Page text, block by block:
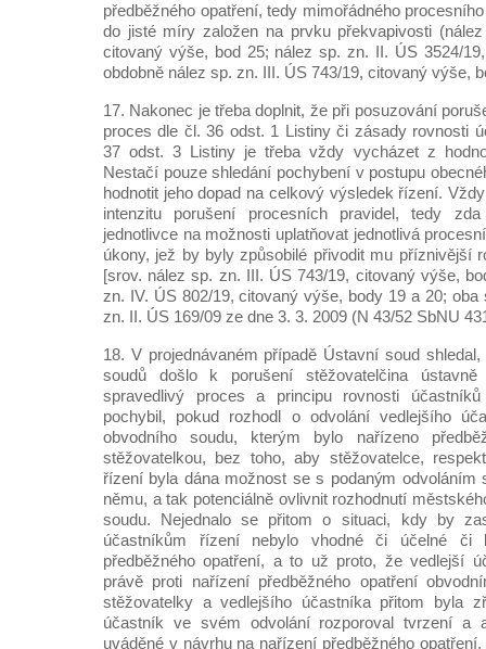
předběžného opatření, tedy mimořádného
do jisté míry založen na prvku překvapivosti
citovaný výše, bod 25; nález sp. zn. II. ÚS 3524/
obdobně nález sp. zn. III. ÚS 743/19, citovaný výše,
17. Nakonec je třeba doplnit, že při posuzování
proces dle čl. 36 odst. 1 Listiny či zásady rovnosti
37 odst. 3 Listiny je třeba vždy vycházet z
Nestačí pouze shledání pochybení v postupu
hodnotit jeho dopad na celkový výsledek řízení.
intenzitu porušení procesních pravidel, tedy
jednotlivce na možnosti uplatňovat jednotlivá
úkony, jež by byly způsobilé přivodit mu příznivější
[srov. nález sp. zn. III. ÚS 743/19, citovaný výše,
zn. IV. ÚS 802/19, citovaný výše, body 19 a 20;
zn. II. ÚS 169/09 ze dne 3. 3. 2009 (N 43/52 SbNU
18. V projednávaném případě Ústavní soud
soudů došlo k porušení stěžovatelčina
spravedlivý proces a principu rovnosti
pochybil, pokud rozhodl o odvolání vedlejšího
obvodního soudu, kterým bylo nařízeno
stěžovatelkou, bez toho, aby stěžovatelce,
řízení byla dána možnost se s podaným odvoláním
němu, a tak potenciálně ovlivnit rozhodnutí
soudu. Nejednalo se přitom o situaci, kdy by
účastníkům řízení nebylo vhodné či účelné či
předběžného opatření, a to už proto, že vedlejší
právě proti nařízení předběžného opatření
stěžovatelky a vedlejšího účastníka přitom byla
účastník ve svém odvolání rozporoval tvrzení a
uváděné v návrhu na nařízení předběžného